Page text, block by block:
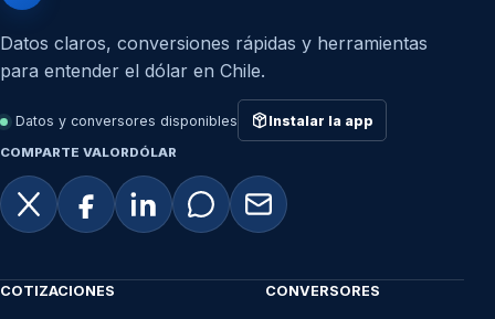
Datos claros, conversiones rápidas y herramientas
para entender el dólar en Chile.
Datos y conversores disponibles Instalar la app
COMPARTE VALORDÓLAR
COTIZACIONES CONVERSORES